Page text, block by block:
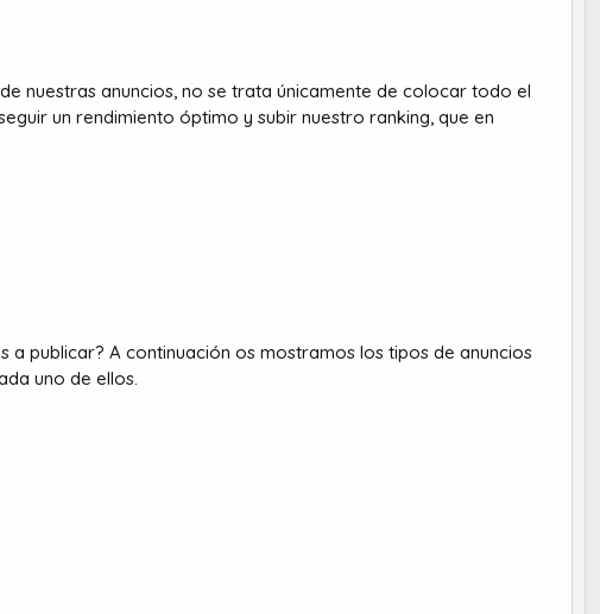
nuestras anuncios, no se trata únicamente de colocar todo el
un rendimiento óptimo y subir nuestro ranking, que en
publicar? A continuación os mostramos los tipos de anuncios
uno de ellos.